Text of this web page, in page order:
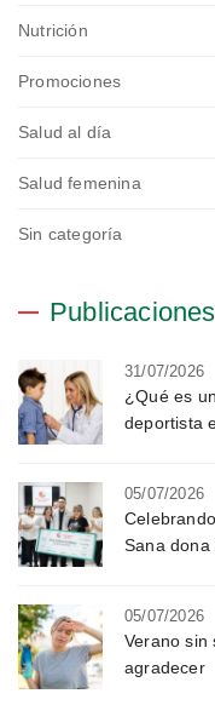
Nutrición
Promociones
Salud al día
Salud femenina
Sin categoría
31/07/2026
¿Qué es
deportista
05/07/2026
Sana dona
05/07/2026
Verano sin
agradecer